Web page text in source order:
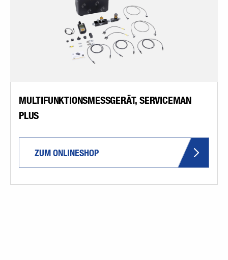
MULTIFUNKTIONSMESSGERÄT, SERVICEMAN
PLUS
ZUM ONLINESHOP